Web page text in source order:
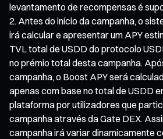
levantamento de recompensas é
Antes do início da campanha, o
irá calcular e apresentar um APY
TVL total de USDD do protocolo
no prémio total desta campanha.
campanha, o Boost APY será
apenas com base no total de USDD
plataforma por utilizadores que
campanha através da Gate DEX.
campanha irá variar dinamicamente